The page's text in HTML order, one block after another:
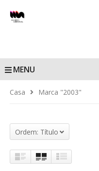
MENU
Casa Marca "2003"
Ordem: Título